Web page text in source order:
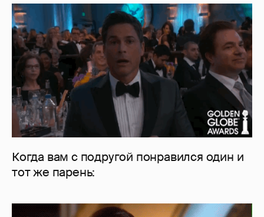
Когда вам с подругой понравился один и
тот же парень: